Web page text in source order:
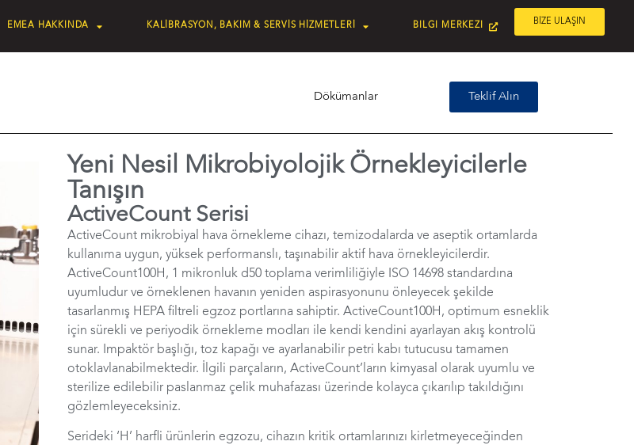
EMEA HAKKINDA KALİBRASYON, BAKIM & SERVİS HİZMETLERİ BILGI MERKEZI BİZE ULAŞIN
Dökümanlar Teklif Alın
Yeni Nesil Mikrobiyolojik Örnekleyicilerle
Tanışın
ActiveCount Serisi
ActiveCount mikrobiyal hava örnekleme cihazı, temizodalarda ve aseptik ortamlarda
kullanıma uygun, yüksek performanslı, taşınabilir aktif hava örnekleyicilerdir.
ActiveCount100H, 1 mikronluk d50 toplama verimliliğiyle ISO 14698 standardına
uyumludur ve örneklenen havanın yeniden aspirasyonunu önleyecek şekilde
tasarlanmış HEPA filtreli egzoz portlarına sahiptir. ActiveCount100H, optimum esneklik
için sürekli ve periyodik örnekleme modları ile kendi kendini ayarlayan akış kontrolü
sunar. Impaktör başlığı, toz kapağı ve ayarlanabilir petri kabı tutucusu tamamen
otoklavlanabilmektedir. İlgili parçaların, ActiveCount’ların kimyasal olarak uyumlu ve
sterilize edilebilir paslanmaz çelik muhafazası üzerinde kolayca çıkarılıp takıldığını
gözlemleyeceksiniz.
Serideki ‘H’ harfli ürünlerin egzozu, cihazın kritik ortamlarınızı kirletmeyeceğinden